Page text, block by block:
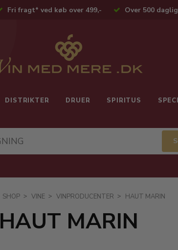
Fri fragt* ved køb over 499,- Over 500
DISTRIKTER DRUER SPIRITUS
SHOP VINE VINPRODUCENTER HAUT MARIN
HAUT MARIN